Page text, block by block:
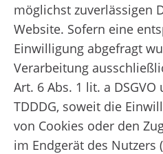
möglichst zuverlässigen
Website. Sofern eine
Einwilligung abgefragt
Verarbeitung
Art. 6 Abs. 1 lit. a DSGVO
TDDDG, soweit die
von Cookies oder den
im Endgerät des Nutzers